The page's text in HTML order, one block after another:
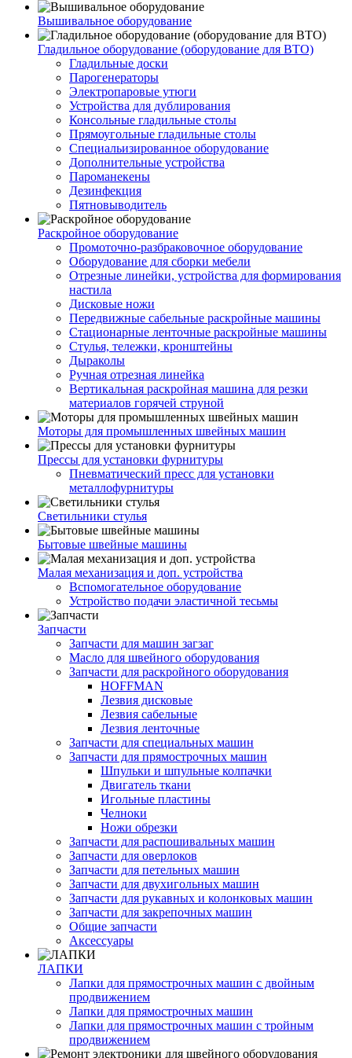
Вышивальное оборудование
Гладильное оборудование (оборудование для ВТО)
Гладильные доски
Парогенераторы
Электропаровые утюги
Устройства для дублирования
Консольные гладильные столы
Прямоугольные гладильные столы
Специальизированное оборудование
Дополнительные устройства
Пароманекены
Дезинфекция
Пятновыводитель
Раскройное оборудование
Промоточно-разбраковочное оборудование
Оборудование для сборки мебели
Отрезные линейки, устройства для формирования
настила
Дисковые ножи
Передвижные сабельные раскройные машины
Стационарные ленточные раскройные машины
Стулья, тележки, кронштейны
Дыраколы
Ручная отрезная линейка
Вертикальная раскройная машина для резки
материалов горячей струной
Моторы для промышленных швейных машин
Прессы для установки фурнитуры
Пневматический пресс для установки
металлофурнитуры
Светильники стулья
Бытовые швейные машины
Малая механизация и доп. устройства
Вспомогательное оборудование
Устройство подачи эластичной тесьмы
Запчасти
Запчасти для машин загзаг
Масло для швейного оборудования
Запчасти для раскройного оборудования
HOFFMAN
Лезвия дисковые
Лезвия сабельные
Лезвия ленточные
Запчасти для специальных машин
Запчасти для прямострочных машин
Шпульки и шпульные колпачки
Двигатель ткани
Игольные пластины
Челноки
Ножи обрезки
Запчасти для распошивальных машин
Запчасти для оверлоков
Запчасти для петельных машин
Запчасти для двухигольных машин
Запчасти для рукавных и колонковых машин
Запчасти для закрепочных машин
Общие запчасти
Аксессуары
ЛАПКИ
Лапки для прямострочных машин с двойным
продвижением
Лапки для прямострочных машин
Лапки для прямострочных машин с тройным
продвижением